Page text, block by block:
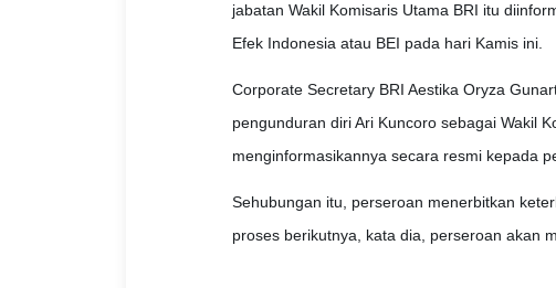
jabatan Wakil Komisaris Utama BRI itu
Efek Indonesia atau BEI pada hari Kamis ini.
Corporate Secretary BRI Aestika Oryza
pengunduran diri Ari Kuncoro sebagai Wakil
menginformasikannya secara resmi kepada
Sehubungan itu, perseroan menerbitkan
proses berikutnya, kata dia, perseroan akan